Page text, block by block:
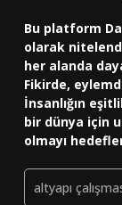
Bu platform
olarak
her alanda
Fikirde,
İnsanlığın
bir dünya için
olmayı
altyapı